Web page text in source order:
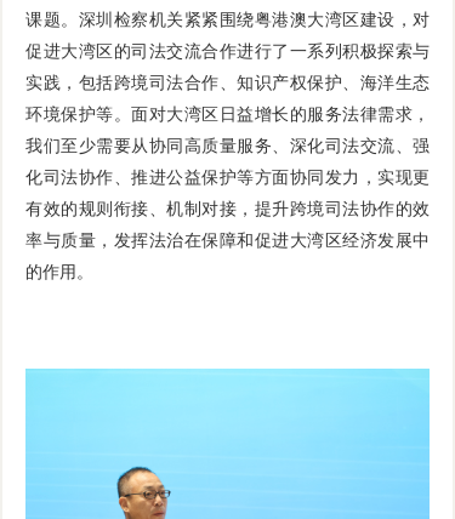
课题。深圳检察机关紧紧围绕粤港澳大湾区建设，对
促进大湾区的司法交流合作进行了一系列积极探索与
实践，包括跨境司法合作、知识产权保护、海洋生态
环境保护等。面对大湾区日益增长的服务法律需求，
我们至少需要从协同高质量服务、深化司法交流、强
化司法协作、推进公益保护等方面协同发力，实现更
有效的规则衔接、机制对接，提升跨境司法协作的效
率与质量，发挥法治在保障和促进大湾区经济发展中
的作用。